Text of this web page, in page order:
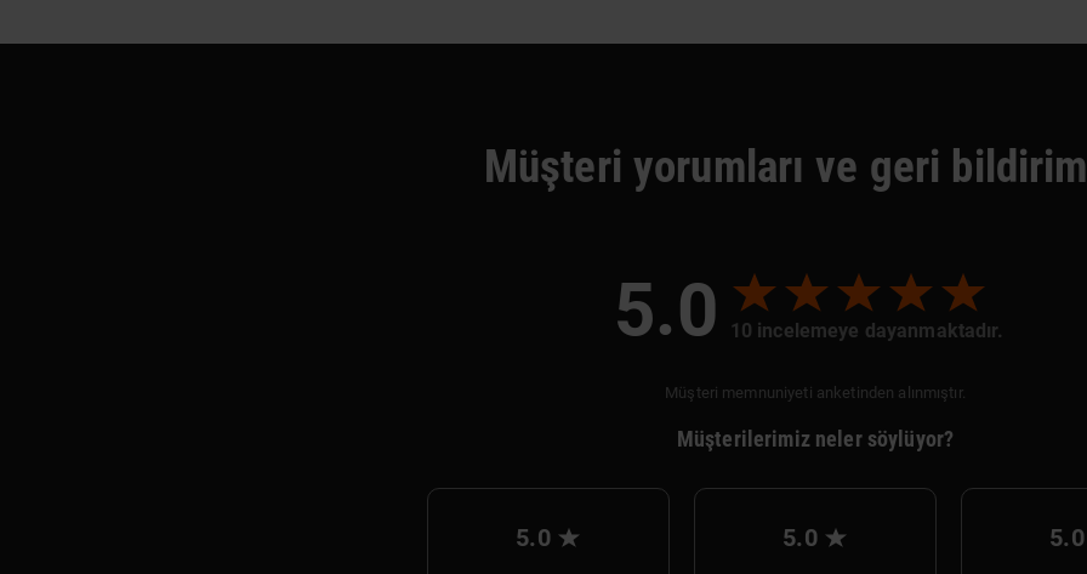
Müşteri yorumları ve geri
5.0 10 incelemeye dayanmaktadır.
Müşteri memnuniyeti anketinden alınmıştır.
Müşterilerimiz neler söylüyor?
5.0 5.0 5.0